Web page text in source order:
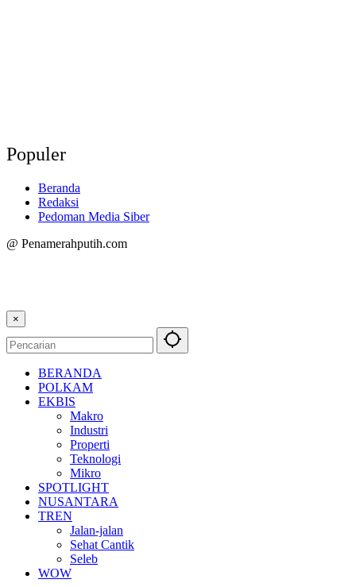
Populer
Beranda
Redaksi
Pedoman Media Siber
@ Penamerahputih.com
×
BERANDA
POLKAM
EKBIS
Makro
Industri
Properti
Teknologi
Mikro
SPOTLIGHT
NUSANTARA
TREN
Jalan-jalan
Sehat Cantik
Seleb
WOW